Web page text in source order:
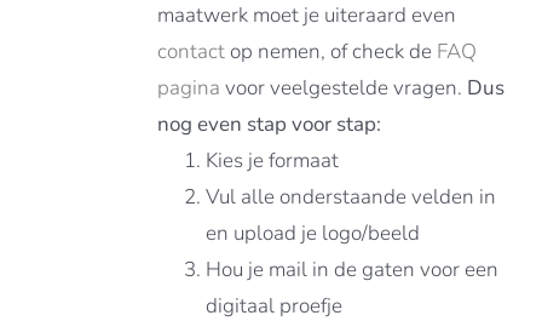
maatwerk moet je uiteraard even
contactop nemen, of check de FAQ
pagina voor veelgestelde vragen. Dus
nog even stap voor stap:
Kies je formaat
Vul alle onderstaande velden in
en upload je logo/beeld
Hou je mail in de gaten voor een
digitaal proefje